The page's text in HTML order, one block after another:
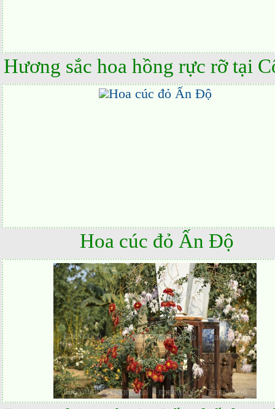
Hoa cúc đỏ Ấn Độ